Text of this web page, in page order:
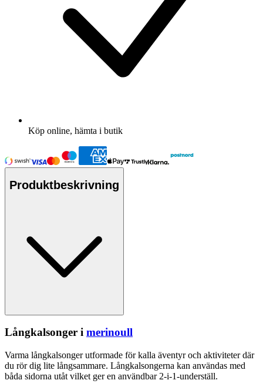
Köp online, hämta i butik
Produktbeskrivning
Långkalsonger i merinoull
Varma långkalsonger utformade för kalla äventyr och aktiviteter där
du rör dig lite långsammare. Långkalsongerna kan användas med
båda sidorna utåt vilket ger en användbar 2-i-1-underställ.